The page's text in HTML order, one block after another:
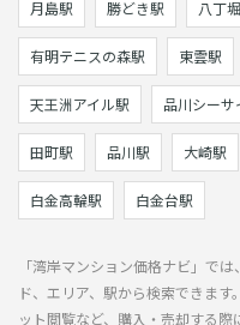
月島駅 勝どき駅 八丁
有明テニスの森駅 東雲駅
天王洲アイル駅 品川シーサ
田町駅 品川駅 大崎駅
白金高輪駅 白金台駅
「湾岸マンション価格ナビ」で
ド、エリア、駅から検索できま
ット閲覧など、購入・売却する